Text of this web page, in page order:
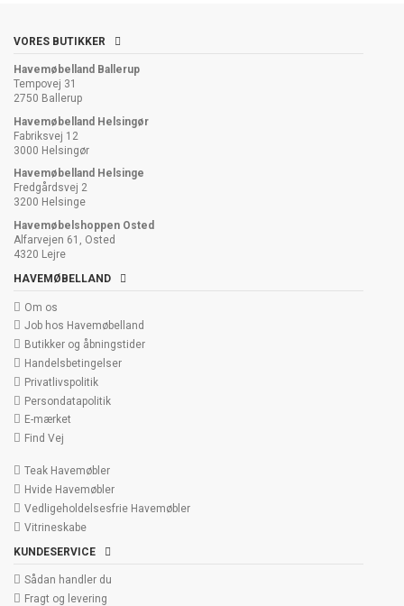
VORES BUTIKKER
Havemøbelland Ballerup
Tempovej 31
2750 Ballerup
Havemøbelland Helsingør
Fabriksvej 12
3000 Helsingør
Havemøbelland Helsinge
Fredgårdsvej 2
3200 Helsinge
Havemøbelshoppen Osted
Alfarvejen 61, Osted
4320 Lejre
HAVEMØBELLAND
Om os
Job hos Havemøbelland
Butikker og åbningstider
Handelsbetingelser
Privatlivspolitik
Persondatapolitik
E-mærket
Find Vej
Teak Havemøbler
Hvide Havemøbler
Vedligeholdelsesfrie Havemøbler
Vitrineskabe
KUNDESERVICE
Sådan handler du
Fragt og levering